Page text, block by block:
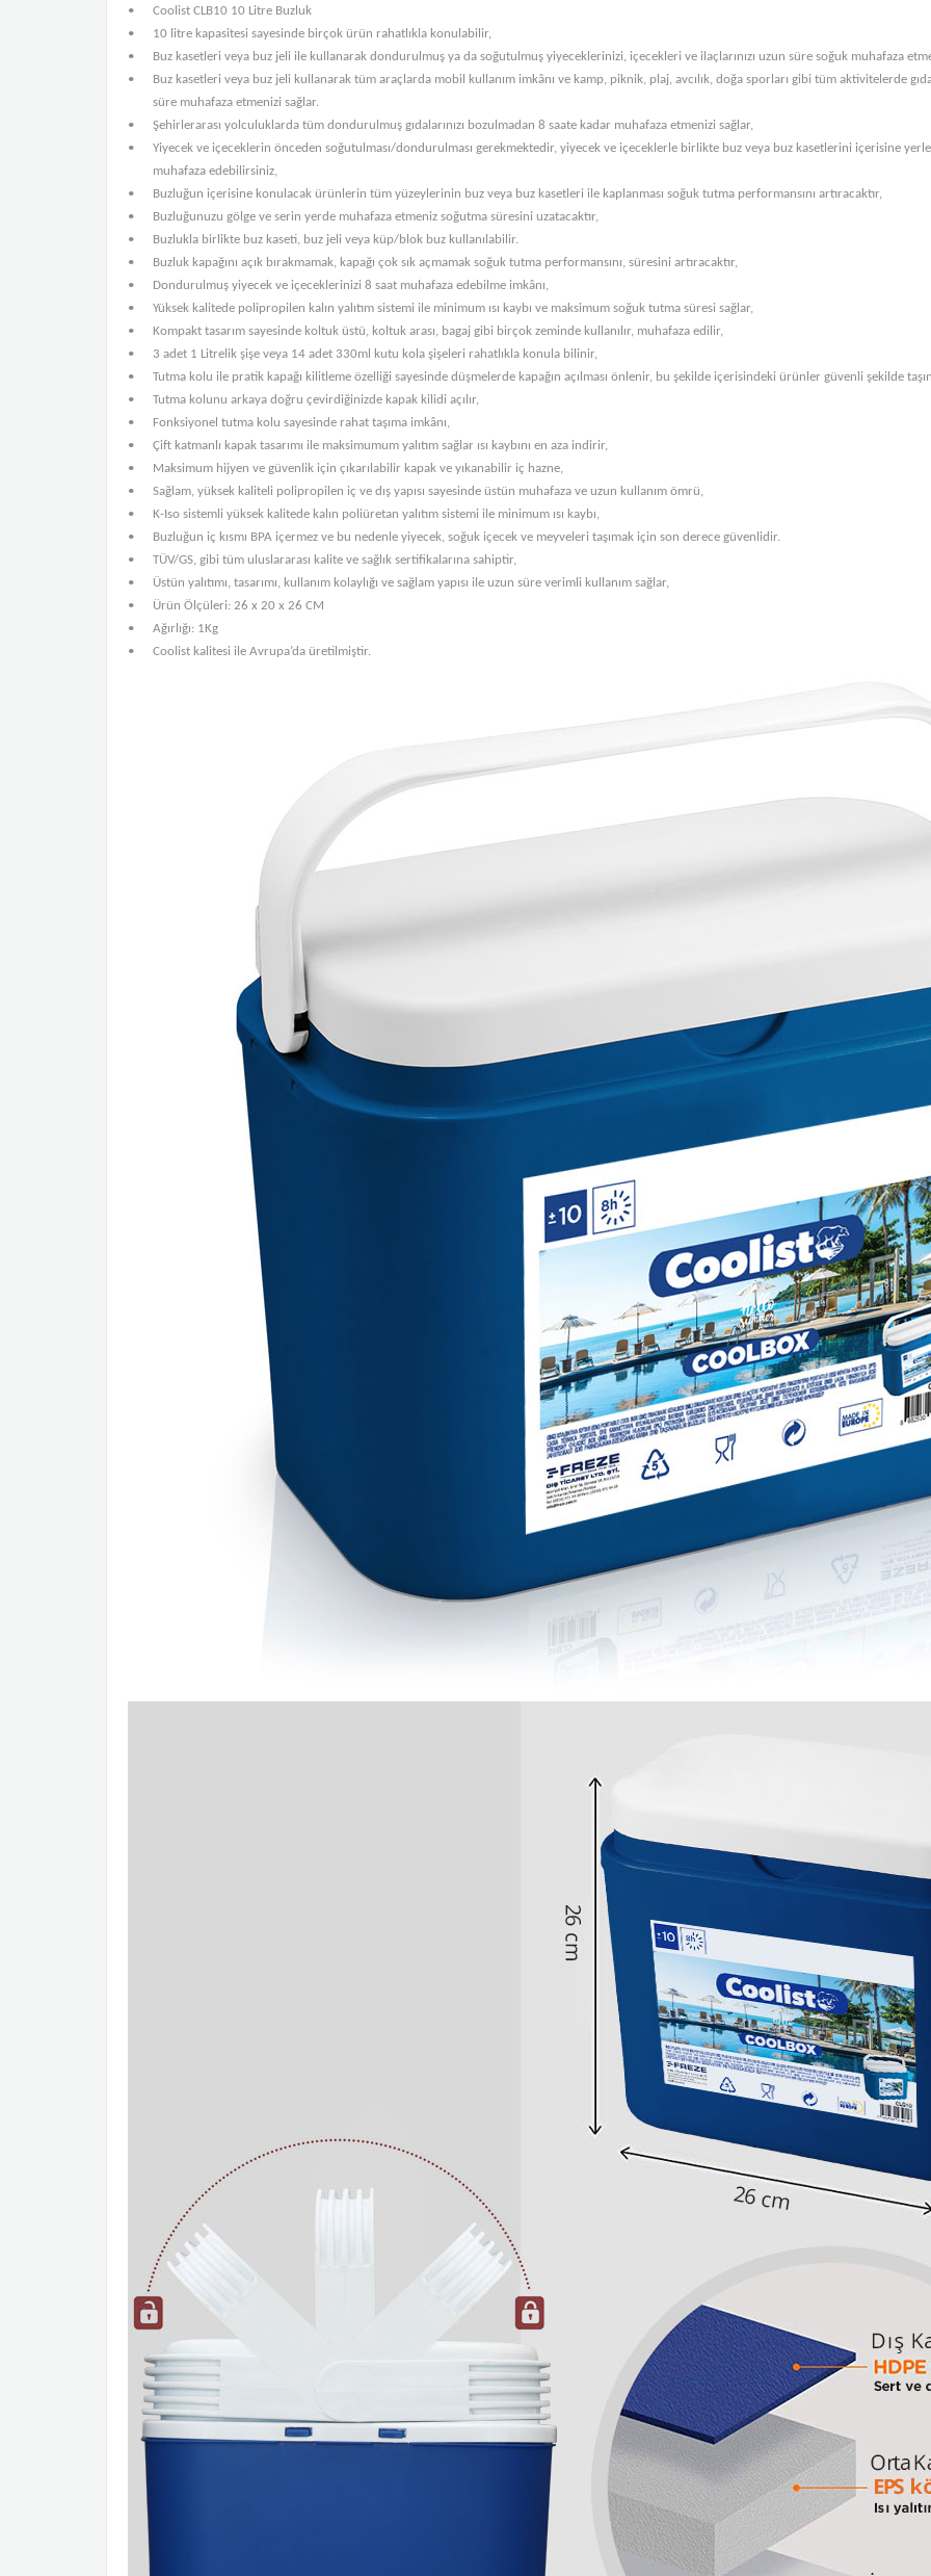
•
Coolist CLB10 10 Litre Buzluk
•
10 litre kapasitesi sayesinde birçok ürün rahatlıkla konulabilir,
•
Buz kasetleri veya buz jeli ile kullanarak dondurulmuş ya da soğutulmuş yiyeceklerinizi, içecekleri ve ilaçlarınızı uzun süre soğuk muhafaza etme
•
Buz kasetleri veya buz jeli kullanarak tüm araçlarda mobil kullanım imkânı ve kamp, piknik, plaj, avcılık, doğa sporları gibi tüm aktivitelerde
süre muhafaza etmenizi sağlar.
•
Şehirlerarası yolculuklarda tüm dondurulmuş gıdalarınızı bozulmadan 8 saate kadar muhafaza etmenizi sağlar,
•
Yiyecek ve içeceklerin önceden soğutulması/dondurulması gerekmektedir, yiyecek ve içeceklerle birlikte buz veya buz kasetlerini içerisine
muhafaza edebilirsiniz,
•
Buzluğun içerisine konulacak ürünlerin tüm yüzeylerinin buz veya buz kasetleri ile kaplanması soğuk tutma performansını artıracaktır,
•
Buzluğunuzu gölge ve serin yerde muhafaza etmeniz soğutma süresini uzatacaktır,
•
Buzlukla birlikte buz kaseti, buz jeli veya küp/blok buz kullanılabilir.
•
Buzluk kapağını açık bırakmamak, kapağı çok sık açmamak soğuk tutma performansını, süresini artıracaktır,
•
Dondurulmuş yiyecek ve içeceklerinizi 8 saat muhafaza edebilme imkânı,
•
Yüksek kalitede polipropilen kalın yalıtım sistemi ile minimum ısı kaybı ve maksimum soğuk tutma süresi sağlar,
•
Kompakt tasarım sayesinde koltuk üstü, koltuk arası, bagaj gibi birçok zeminde kullanılır, muhafaza edilir,
•
3 adet 1 Litrelik şişe veya 14 adet 330ml kutu kola şişeleri rahatlıkla konula bilinir,
•
Tutma kolu ile pratik kapağı kilitleme özelliği sayesinde düşmelerde kapağın açılması önlenir, bu şekilde içerisindeki ürünler güvenli şekilde
•
Tutma kolunu arkaya doğru çevirdiğinizde kapak kilidi açılır,
•
Fonksiyonel tutma kolu sayesinde rahat taşıma imkânı,
•
Çift katmanlı kapak tasarımı ile maksimumum yalıtım sağlar ısı kaybını en aza indirir,
•
Maksimum hijyen ve güvenlik için çıkarılabilir kapak ve yıkanabilir iç hazne,
•
Sağlam, yüksek kaliteli polipropilen iç ve dış yapısı sayesinde üstün muhafaza ve uzun kullanım ömrü,
•
K-Iso sistemli yüksek kalitede kalın poliüretan yalıtım sistemi ile minimum ısı kaybı,
•
Buzluğun iç kısmı BPA içermez ve bu nedenle yiyecek, soğuk içecek ve meyveleri taşımak için son derece güvenlidir.
•
TÜV/GS, gibi tüm uluslararası kalite ve sağlık sertifikalarına sahiptir,
•
Üstün yalıtımı, tasarımı, kullanım kolaylığı ve sağlam yapısı ile uzun süre verimli kullanım sağlar,
•
Ürün Ölçüleri: 26 x 20 x 26 CM
•
Ağırlığı: 1Kg
•
Coolist kalitesi ile Avrupa’da üretilmiştir.